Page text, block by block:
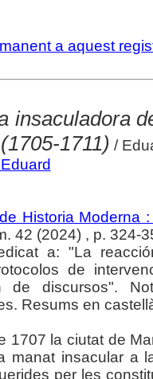
a aquest
insaculadora
1711) /
Historia Moderna
42 (2024) , p. 324-
a: "La
de
de discursos".
Resums en
1707 la ciutat de
manat insacular a
per les